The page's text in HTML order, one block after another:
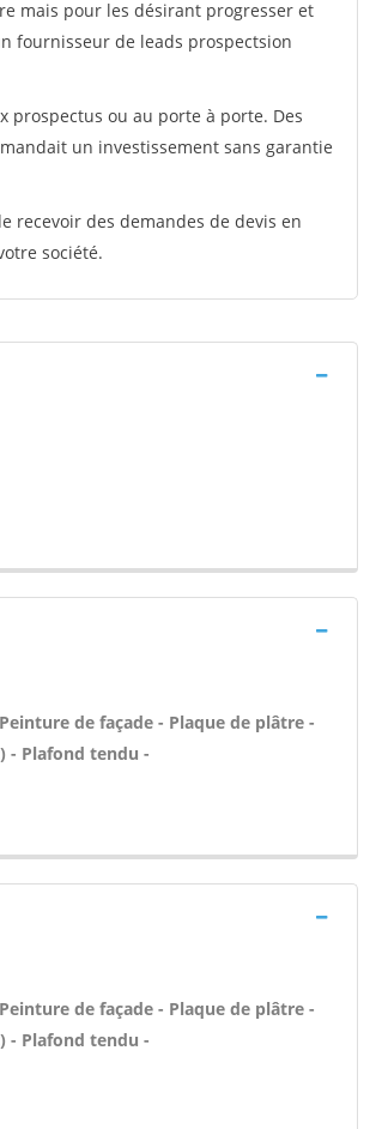
mais pour les désirant progresser et
fournisseur de leads prospectsion
ou au porte à porte. Des
un investissement sans garantie
recevoir des demandes de devis en
société.
de façade - Plaque de plâtre -
- Plafond tendu -
de façade - Plaque de plâtre -
- Plafond tendu -